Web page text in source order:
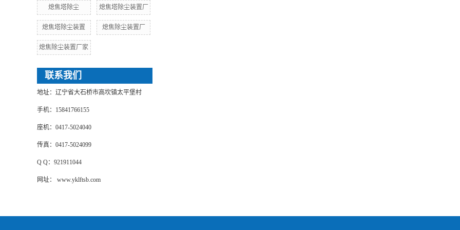
熄焦塔除尘 熄焦塔除尘装置厂
熄焦塔除尘装置 熄焦除尘装置厂
熄焦除尘装置厂家
联系我们
地址：辽宁省大石桥市高坎镇太平堡村
手机：15841766155
座机：0417-5024040
传真：0417-5024099
Q Q：921911044
网址： www.yklftsb.com